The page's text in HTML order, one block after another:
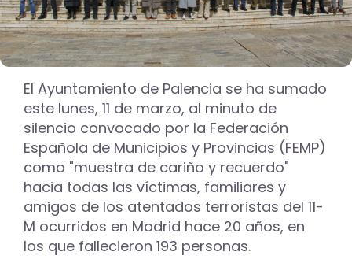
El Ayuntamiento de Palencia se ha sumado
este lunes, 11 de marzo, al minuto de
silencio convocado por la Federación
Española de Municipios y Provincias (FEMP)
como "muestra de cariño y recuerdo"
hacia todas las víctimas, familiares y
amigos de los atentados terroristas del 11-
M ocurridos en Madrid hace 20 años, en
los que fallecieron 193 personas.